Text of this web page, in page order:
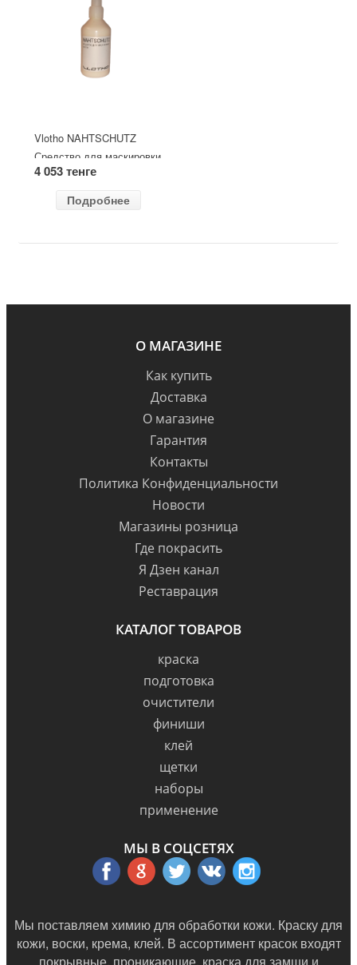
Vlotho NAHTSCHUTZ
Средство для маскировки
швов
4 053 тенге
Подробнее
О МАГАЗИНЕ
Как купить
Доставка
О магазине
Гарантия
Контакты
Политика Конфиденциальности
Новости
Магазины розница
Где покрасить
Я Дзен канал
Реставрация
КАТАЛОГ ТОВАРОВ
краска
подготовка
очистители
финиши
клей
щетки
наборы
применение
МЫ В СОЦСЕТЯХ
Мы поставляем химию для обработки кожи. Краску для
кожи, воски, крема, клей. В ассортимент красок входят
покрывные, проникающие, краска для замши и